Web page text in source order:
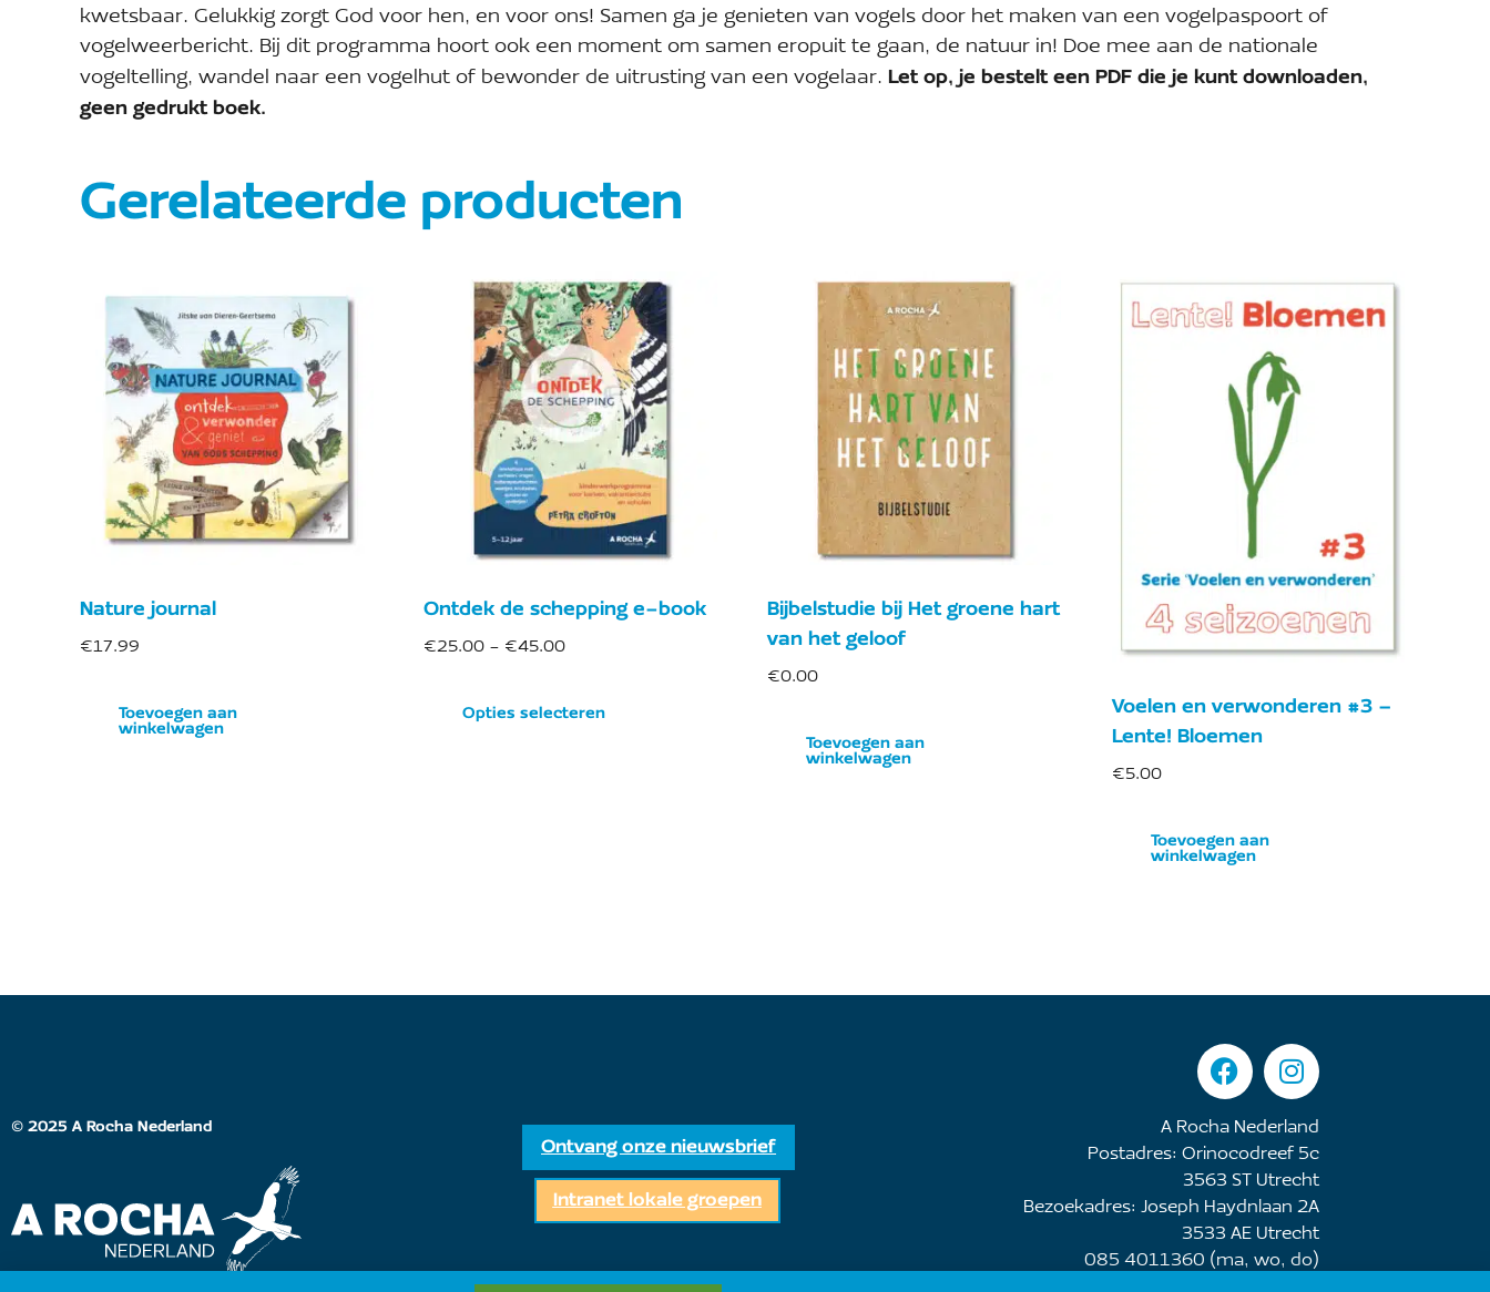
kwetsbaar. Gelukkig zorgt God voor hen, en voor ons! Samen ga je genieten van vogels door het maken van een vogelpaspoort of
vogelweerbericht. Bij dit programma hoort ook een moment om samen eropuit te gaan, de natuur in! Doe mee aan de nationale
vogeltelling, wandel naar een vogelhut of bewonder de uitrusting van een vogelaar. Let op, je bestelt een PDF die je kunt downloaden,
geen gedrukt boek.
Gerelateerde producten
Nature journal
€17.99
Toevoegen aan
winkelwagen
Ontdek de schepping e-book
€25.00 - €45.00
Opties selecteren
Bijbelstudie bij Het groene hart
van het geloof
€0.00
Toevoegen aan
winkelwagen
Voelen en verwonderen #3 –
Lente! Bloemen
€5.00
Toevoegen aan
winkelwagen
© 2025 A Rocha Nederland
Ontvang onze nieuwsbrief
Intranet lokale groepen
A Rocha Nederland
Postadres: Orinocodreef 5c
3563 ST Utrecht
Bezoekadres: Joseph Haydnlaan 2A
3533 AE Utrecht
085 4011360 (ma, wo, do)